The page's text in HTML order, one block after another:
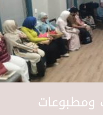
ومطبوعات